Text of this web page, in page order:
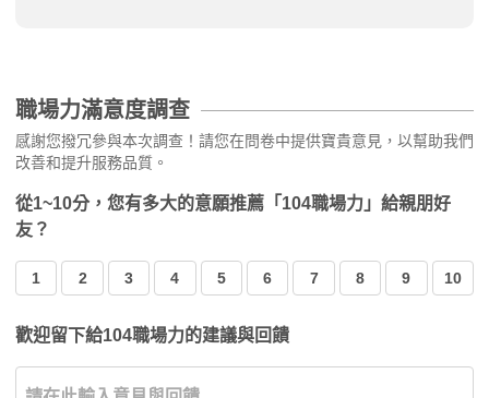
職場力滿意度調查
感謝您撥冗參與本次調查！請您在問卷中提供寶貴意見，以幫助我們
改善和提升服務品質。
從1~10分，您有多大的意願推薦「104職場力」給親朋好
友？
1 2 3 4 5 6 7 8 9 10
歡迎留下給104職場力的建議與回饋